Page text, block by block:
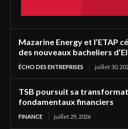
Mazarine Energy et l’ETAP
des nouveaux bacheliers
ÉCHO DES ENTREPRISES juillet 30,
TSB poursuit sa
fondamentaux financiers
FINANCE juillet 29, 2026